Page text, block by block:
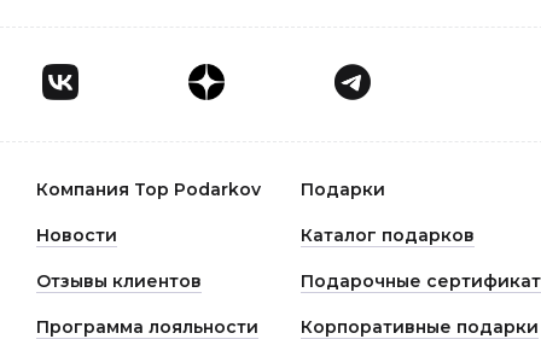
Компания Top Podarkov Подарки
Новости Каталог подарков
Отзывы клиентов Подарочные
Программа лояльности Корпоративные подарки